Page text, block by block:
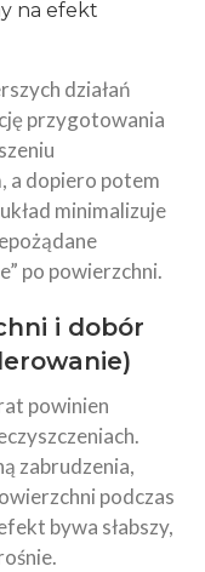
na efekt
działań
przygotowania
a dopiero potem
minimalizuje
po powierzchni.
i dobór
powinien
zabrudzenia,
podczas
bywa słabszy,